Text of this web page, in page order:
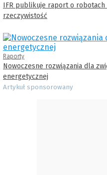
IFR publikuje raport o robotach
rzeczywistość
Raporty
Nowoczesne rozwiązania dla
energetycznej
Artykuł sponsorowany